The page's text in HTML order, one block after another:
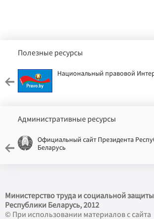
Полезные ресурсы
Национальный правовой
Административные ресурсы
Официальный сайт Президента
Беларусь
Министерство труда и социальной защиты
Республики Беларусь, 2012
© При использовании материалов с сайта